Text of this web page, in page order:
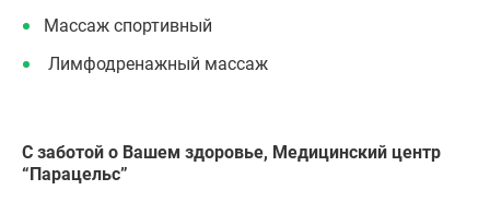
Массаж спортивный
Лимфодренажный массаж
С заботой о Вашем здоровье, Медицинский центр
“Парацельс”